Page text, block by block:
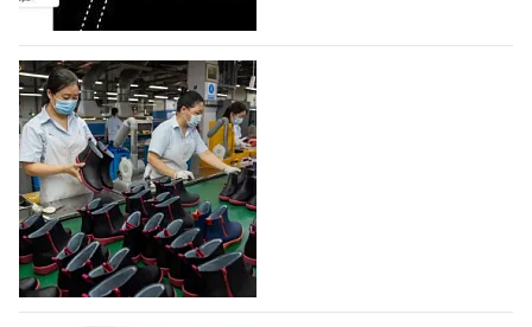
объединяющей разработку, производство и…
07.08.2026 127
На платформе Lamoda - новый раздел и
условия продвижения локальных
дизайнерских марок
Российский маркетплейс Lamoda решил обновить
раздел для продажи продукции локальных
дизайнерских марок одежды, обуви и аксессуаров.
Бренды также получат маркетинговую…
06.08.2026 407